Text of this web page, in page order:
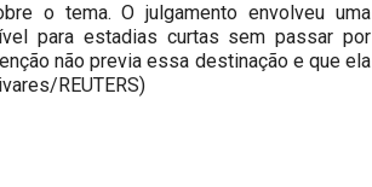
o tema. O julgamento envolveu uma
para estadias curtas sem passar por
não previa essa destinação e que ela
REUTERS)